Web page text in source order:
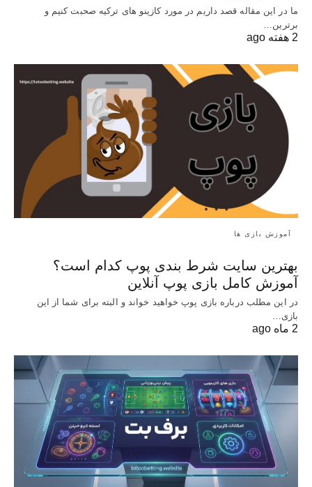
ما در این مقاله قصد داریم در مورد کازینو های ترکیه صحبت کنیم و
برترین…
2 هفته ago
آموزش بازی ها
بهترین سایت شرط بندی پوپ کدام است؟
آموزش کامل بازی پوپ آنلاین
در این مطلب درباره بازی پوپ خواهید خواند و البته برای شما از این
بازی…
2 ماه ago